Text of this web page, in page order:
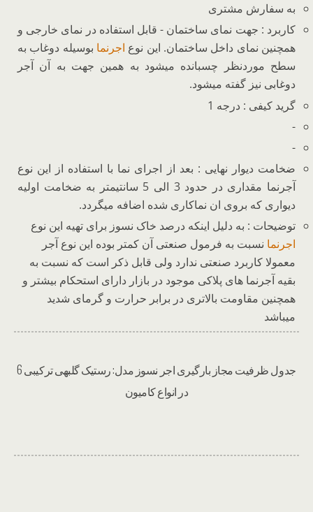
به سفارش مشتری
کاربرد : جهت نمای ساختمان - قابل استفاده در نمای خارجی و
همچنین نمای داخل ساختمان. این نوع اجرنما بوسیله دوغاب به
سطح موردنظر چسبانده میشود به همین جهت به آن آجر
دوغابی نیز گفته میشود.
گرید کیفی : درجه 1
-
-
ضخامت دیوار نهایی : بعد از اجرای نما با استفاده از این نوع
آجرنما مقداری در حدود 3 الی 5 سانتیمتر به ضخامت اولیه
دیواری که بروی ان نماکاری شده اضافه میگردد.
توضیحات : به دلیل اینکه درصد خاک نسوز برای تهیه این نوع
اجرنما نسبت به فرمول صنعتی آن کمتر بوده این نوع آجر
معمولا کاربرد صنعتی ندارد ولی قابل ذکر است که نسبت به
بقیه آجرنما های پلاکی موجود در بازار دارای استحکام بیشتر و
همچنین مقاومت بالاتری در برابر حرارت و گرمای شدید
میباشد
جدول ظرفیت مجاز بارگیری اجر نسوز مدل: رستیک گلبهی ترکیبی 6
در انواع کامیون